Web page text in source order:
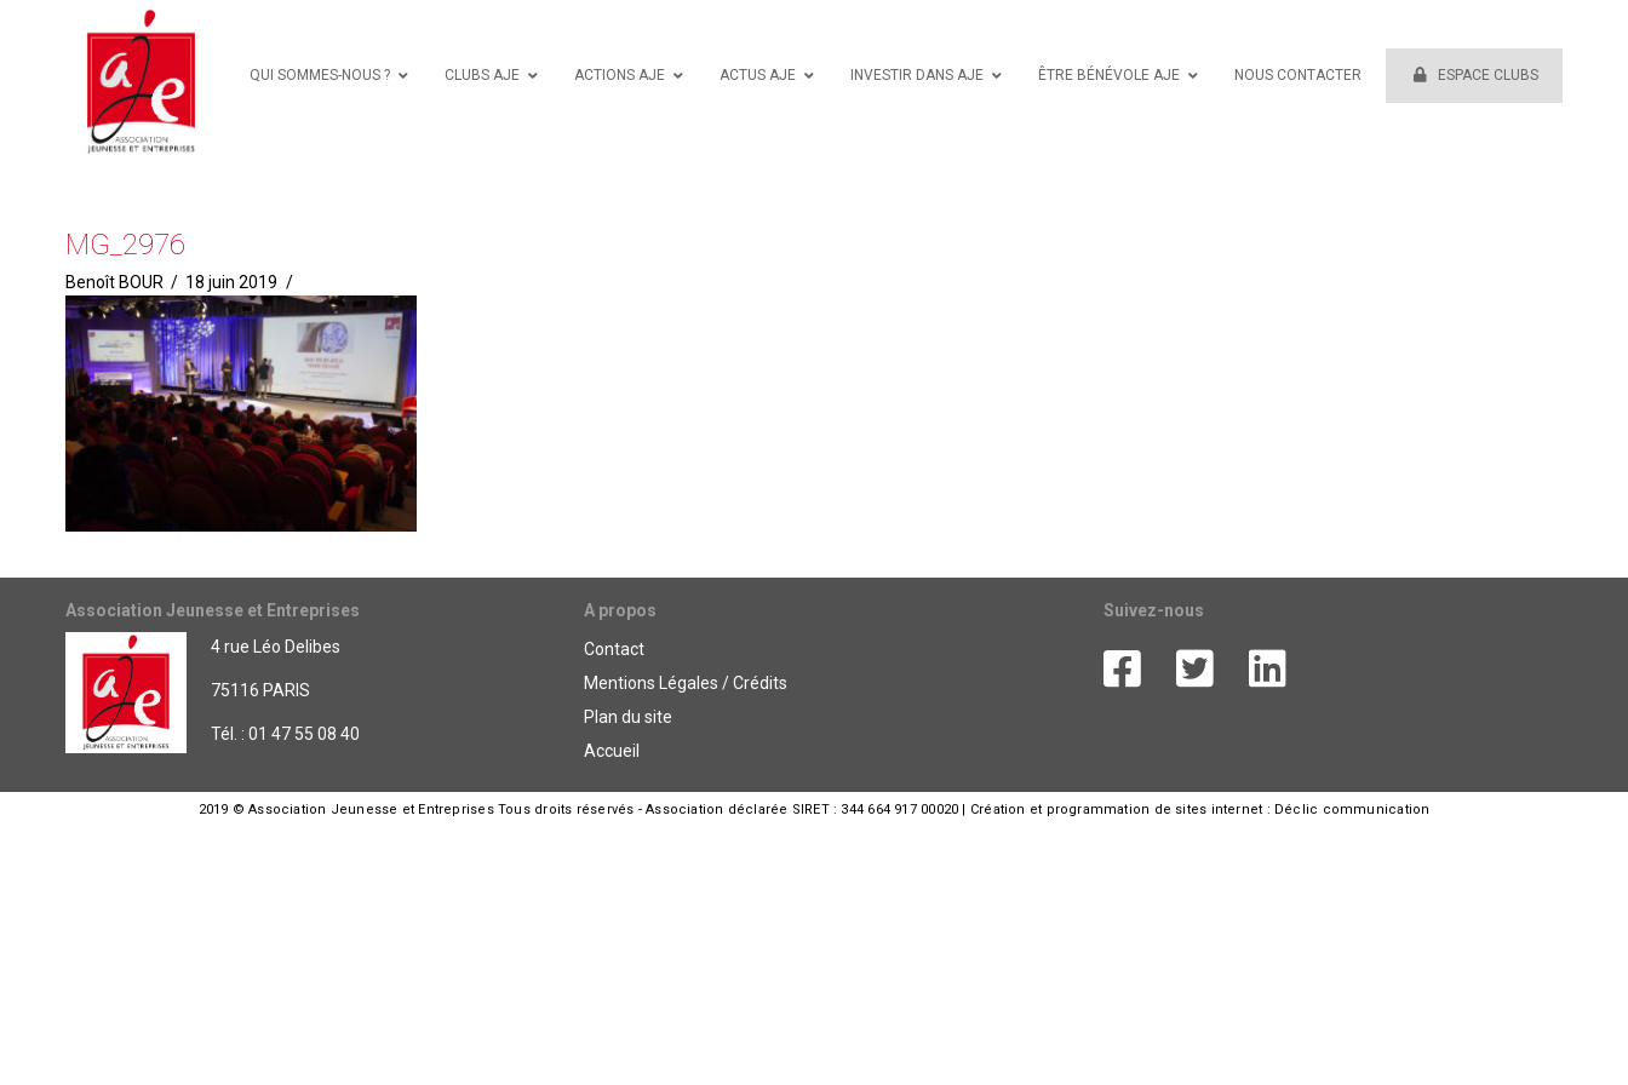
QUI SOMMES-NOUS ? CLUBS AJE ACTIONS AJE ACTUS AJE INVESTIR DANS AJE ÊTRE BÉNÉVOLE AJE NOUS CONTACTER ESPACE CLUBS
MG_2976
Benoît BOUR 18 juin 2019
Association Jeunesse et Entreprises
4 rue Léo Delibes
75116 PARIS
Tél. : 01 47 55 08 40
A propos
Contact
Mentions Légales / Crédits
Plan du site
Accueil
Suivez-nous
2019 © Association Jeunesse et Entreprises Tous droits réservés - Association déclarée SIRET : 344 664 917 00020 | Création et programmation de sites internet : Déclic communication